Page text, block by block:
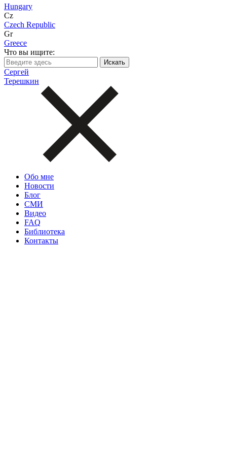
Hungary
Cz
Czech Republic
Gr
Greece
Что вы ищите:
Сергей
Терешкин
Обо мне
Новости
Блог
СМИ
Видео
FAQ
Библиотека
Контакты